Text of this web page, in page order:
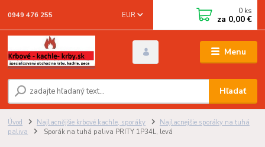
Menu
EUR
Hľadať
0949 476 255 0 ks
za 0,00 €
Úvod Najlacnějšie krbové kachle, sporáky
Najlacnejšie sporáky na tuhá
paliva
Sporák na tuhá paliva PRITY 1P34L, levá